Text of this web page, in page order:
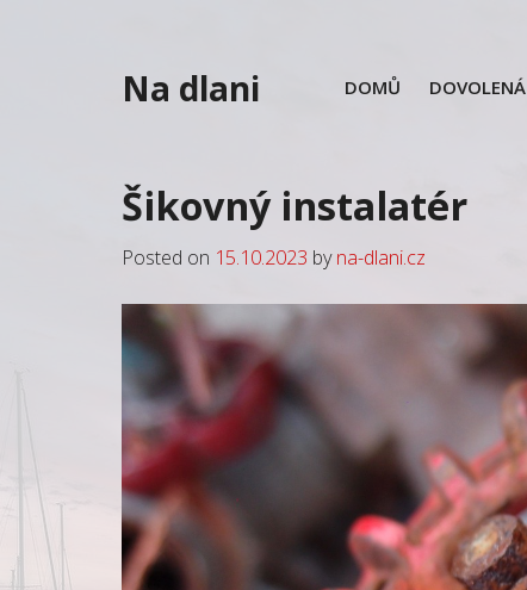
Na dlani DOMŮ DOVOLENÁ
Šikovný instalatér
Posted on 15.10.2023 byna-dlani.cz